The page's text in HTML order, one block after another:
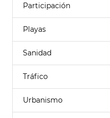
Participación
Playas
Sanidad
Tráfico
Urbanismo